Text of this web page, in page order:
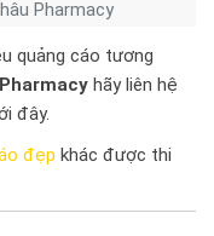
Pharmacy
quảng cáo tương
hãy liên hệ
đây.
đẹp khác được thi